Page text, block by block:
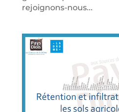
rejoignons-nous...